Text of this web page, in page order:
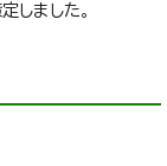
しました。